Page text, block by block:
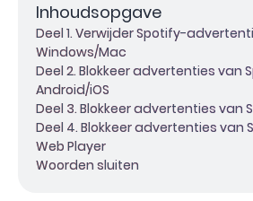
Inhoudsopgave
Deel 1. Verwijder Spotify-
Windows/Mac
Deel 2. Blokkeer advertenties van
Android/iOS
Deel 3. Blokkeer advertenties van
Deel 4. Blokkeer advertenties van
Web Player
Woorden sluiten